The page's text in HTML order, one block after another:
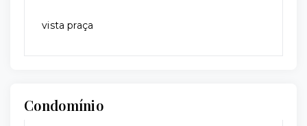
vista praça
Condomínio